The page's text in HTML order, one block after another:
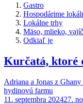
Gastro
Hospodárime
Lokálne trhy
Mäso, mlieko,
Odkiaľ je
Kurčatá, ktoré
Adriana a Jonas z
hydinovú farmu
11. septembra 202427.